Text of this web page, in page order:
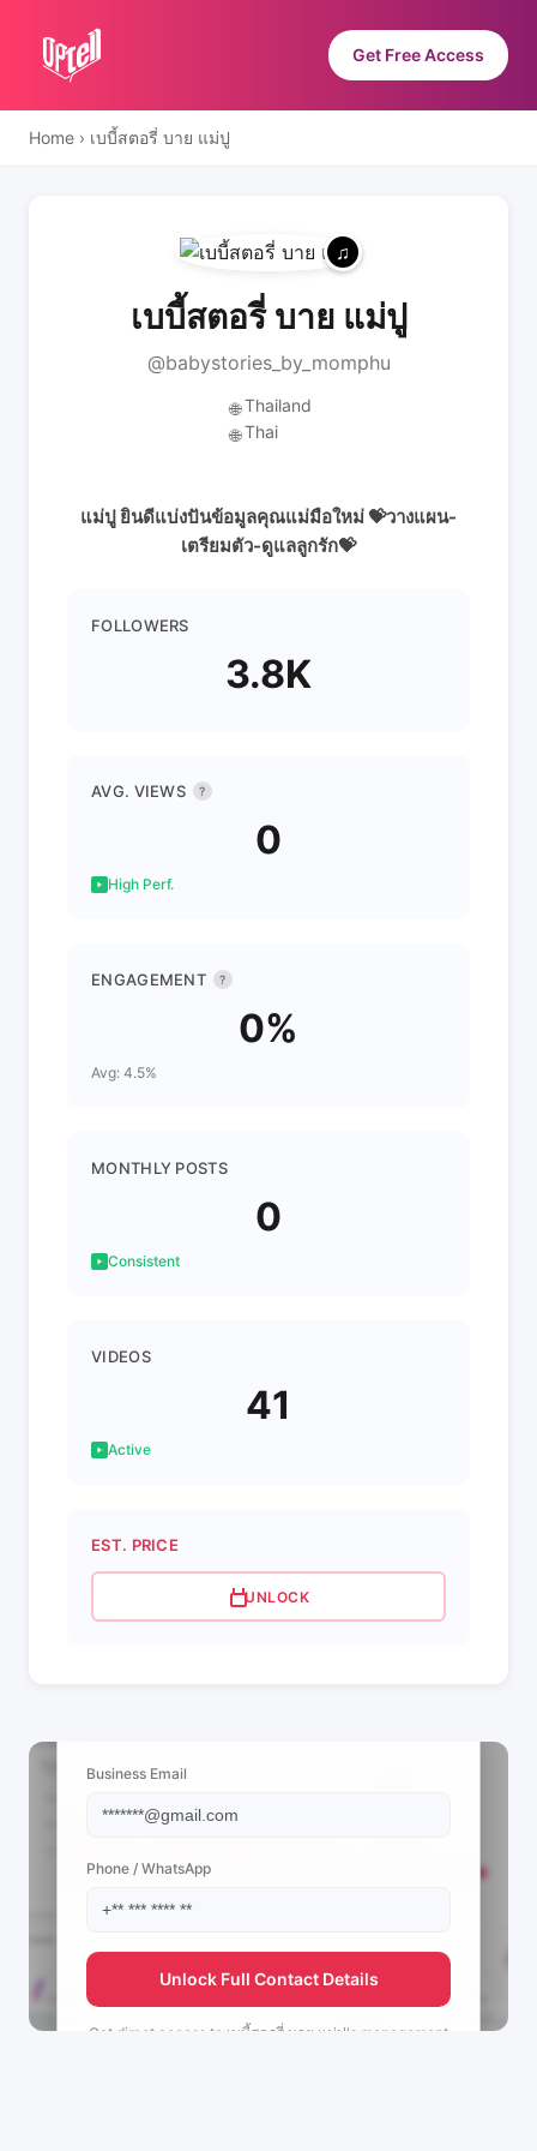
Get Free Access
Home › เบบี้สตอรี่ บาย แม่ปู
เบบี้สตอรี่ บาย แม่ปู
@babystories_by_momphu
🌐 Thailand
🌐 Thai
แม่ปู ยินดีแบ่งปันข้อมูลคุณแม่มือใหม่ 💝วางแผน-
เตรียมตัว-ดูแลลูกรัก💝
FOLLOWERS
3.8K
AVG. VIEWS ?
0
High Perf.
ENGAGEMENT ?
0%
Avg: 4.5%
MONTHLY POSTS
0
Consistent
VIDEOS
41
Active
EST. PRICE
UNLOCK
Business Email
Phone / WhatsApp
Unlock Full Contact Details
Get direct access to เบบี้สตอรี่ บาย แม่ปู's management